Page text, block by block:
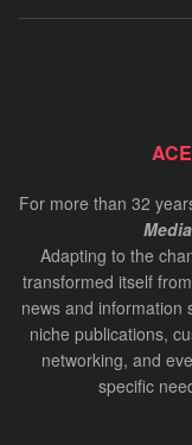
For more than 32
Media
Adapting to the
transformed itself
news and information
niche publications,
networking, and
specific